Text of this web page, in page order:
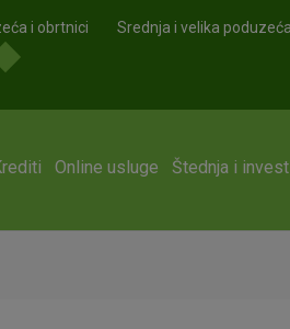
i obrtnici Srednja i velika poduzeća
Online usluge Štednja i